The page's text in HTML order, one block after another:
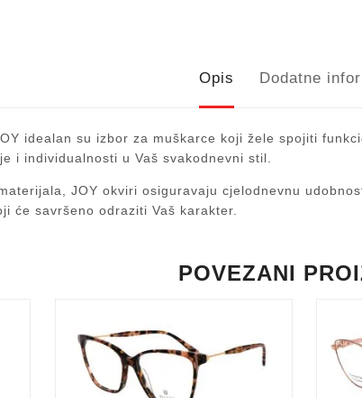
Opis Dodatne
idealan su izbor za muškarce koji žele spojiti
i individualnosti u Vaš svakodnevni stil.
JOY okviri osiguravaju cjelodnevnu
će savršeno odraziti Vaš karakter.
POVEZANI